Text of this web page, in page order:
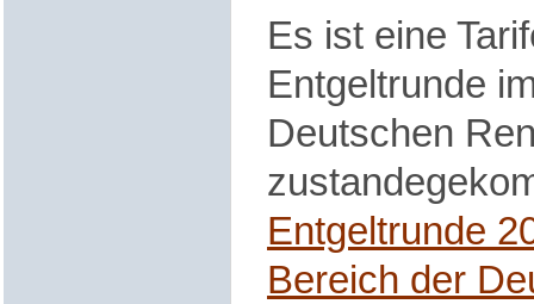
Es ist eine
Entgeltrunde
Deutschen
Entgeltrunde
Bereich der